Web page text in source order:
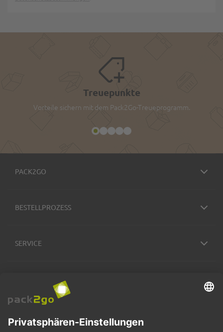
Treuepunkte
Vorteile sichern mit dem Pack2Go-Treueprogramm.
PACK2GO
BESTELLPROZESS
SERVICE